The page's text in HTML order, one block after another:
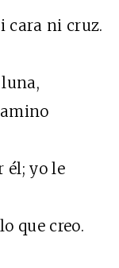
cara ni cruz.
él; yo le
que creo.